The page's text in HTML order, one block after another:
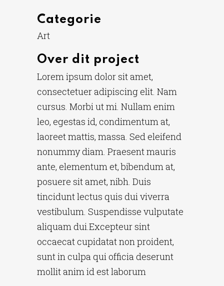
Categorie
Art
Over dit project
Lorem ipsum dolor sit amet,
consectetuer adipiscing elit. Nam
cursus. Morbi ut mi. Nullam enim
leo, egestas id, condimentum at,
laoreet mattis, massa. Sed eleifend
nonummy diam. Praesent mauris
ante, elementum et, bibendum at,
posuere sit amet, nibh. Duis
tincidunt lectus quis dui viverra
vestibulum. Suspendisse vulputate
aliquam dui.Excepteur sint
occaecat cupidatat non proident,
sunt in culpa qui officia deserunt
mollit anim id est laborum